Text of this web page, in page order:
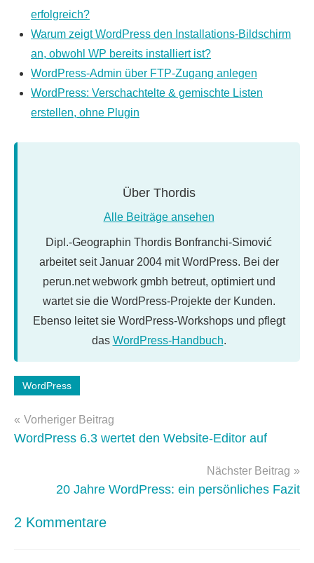
erfolgreich?
Warum zeigt WordPress den Installations-Bildschirm
an, obwohl WP bereits installiert ist?
WordPress-Admin über FTP-Zugang anlegen
WordPress: Verschachtelte & gemischte Listen
erstellen, ohne Plugin
Über Thordis
Alle Beiträge ansehen
Dipl.-Geographin Thordis Bonfranchi-Simović
arbeitet seit Januar 2004 mit WordPress. Bei der
perun.net webwork gmbh betreut, optimiert und
wartet sie die WordPress-Projekte der Kunden.
Ebenso leitet sie WordPress-Workshops und pflegt
das WordPress-Handbuch.
Schlagwörter:
Theme,
WordPress-
WordPress
Beitragsnavigation
Vorheriger Beitrag
WordPress 6.3 wertet den Website-Editor auf
Nächster Beitrag
20 Jahre WordPress: ein persönliches Fazit
2 Kommentare